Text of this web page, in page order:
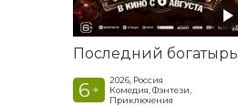
6 +
2026, Россия
Комедия, Фэнтези,
Приключения